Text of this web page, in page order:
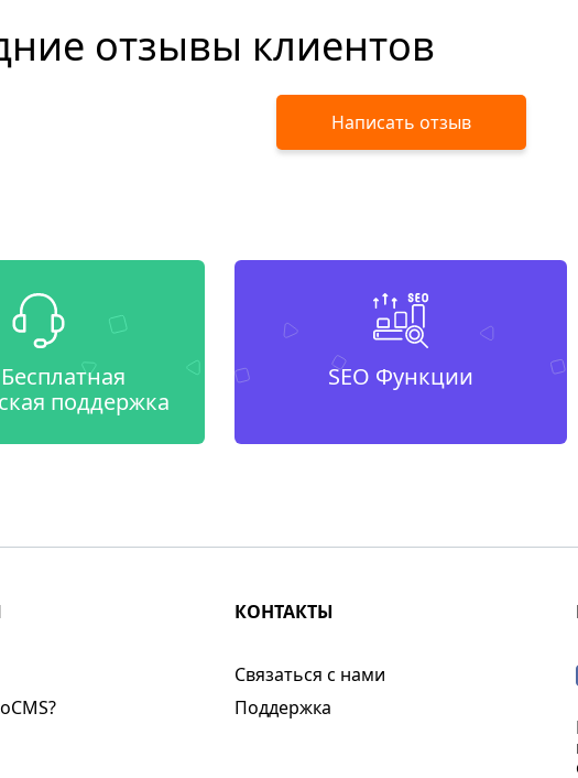
отзывы клиентов
Написать отзыв
поддержка
SEO Функции
КОНТАКТЫ
Связаться с нами
Поддержка